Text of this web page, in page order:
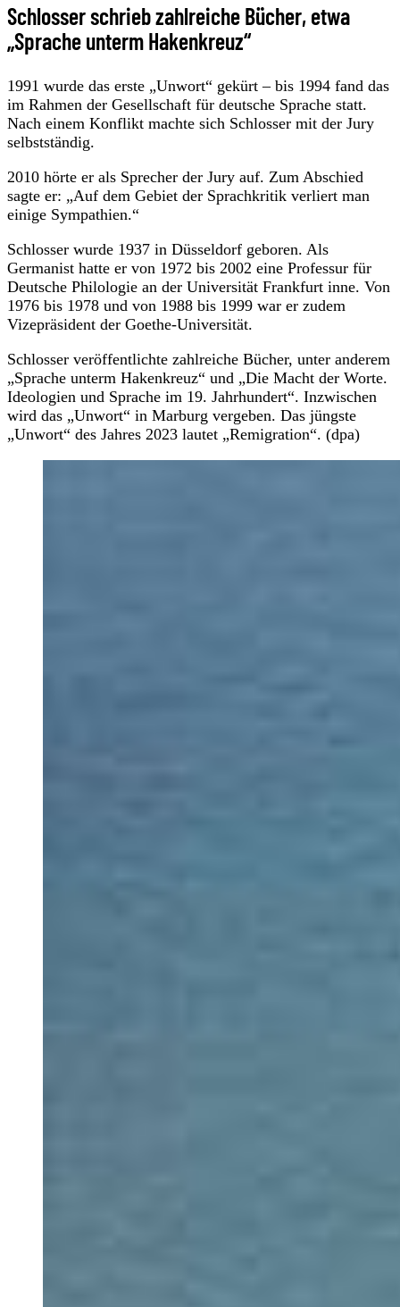
Schlosser schrieb zahlreiche Bücher, etwa
„Sprache unterm Hakenkreuz“
1991 wurde das erste „Unwort“ gekürt – bis 1994 fand das
im Rahmen der Gesellschaft für deutsche Sprache statt.
Nach einem Konflikt machte sich Schlosser mit der Jury
selbstständig.
2010 hörte er als Sprecher der Jury auf. Zum Abschied
sagte er: „Auf dem Gebiet der Sprachkritik verliert man
einige Sympathien.“
Schlosser wurde 1937 in Düsseldorf geboren. Als
Germanist hatte er von 1972 bis 2002 eine Professur für
Deutsche Philologie an der Universität Frankfurt inne. Von
1976 bis 1978 und von 1988 bis 1999 war er zudem
Vizepräsident der Goethe-Universität.
Schlosser veröffentlichte zahlreiche Bücher, unter anderem
„Sprache unterm Hakenkreuz“ und „Die Macht der Worte.
Ideologien und Sprache im 19. Jahrhundert“. Inzwischen
wird das „Unwort“ in Marburg vergeben. Das jüngste
„Unwort“ des Jahres 2023 lautet „Remigration“. (dpa)